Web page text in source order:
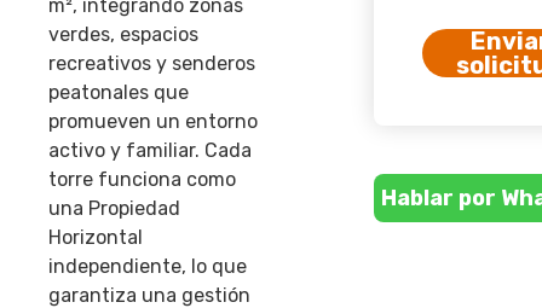
m², integrando zonas
verdes, espacios
recreativos y senderos
peatonales que
promueven un entorno
activo y familiar. Cada
torre funciona como
una Propiedad
Horizontal
independiente, lo que
garantiza una gestión
Hablar por